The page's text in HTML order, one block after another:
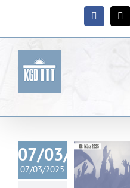
Facebook
X
07/03/2025
07/03/2025
2025 –